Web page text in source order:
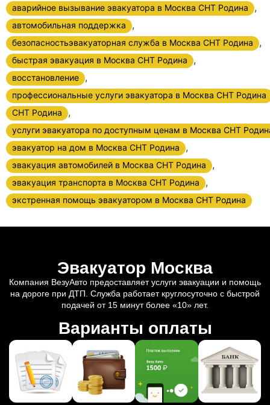
аварийное вызывание эвакуатора в Москва СНТ Родина ,
автомобильная поддержка ,
безопасностьэвакуаторная служба в Москва СНТ Родина ,
быстрая эвакуация в Москва СНТ Родина ,
восстановление ,
профессиональные услуги эвакуатора в Москва СНТ Родина
СНТ Родина
,
услуги эвакуатора по доступным ценам в Москва СНТ
эвакуатор на дом в Москва СНТ Родина
,
эвакуация автомобилей в Москва СНТ Родина ,
эвакуация транспорта в Москва СНТ Родина ,
экстренная помощь эвакуатором в Москва СНТ Родина
Эвакуатор Москва
Компания ВезуАвто предоставляет услуги эвакуации и помощь
на дороге при ДТП. Служба работает круглосуточно с быстрой
подачей от 15 минут более «10» лет.
Варианты оплаты